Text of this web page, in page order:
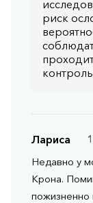
риск
Лариса
Недавно у
Крона.
пожизненно